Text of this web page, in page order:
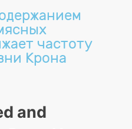
частоту
Крона
and